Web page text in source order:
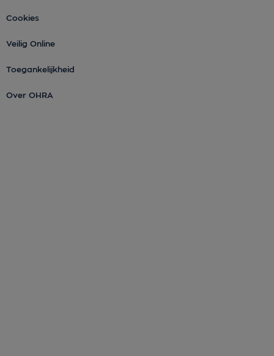
Cookies
Veilig Online
Toegankelijkheid
Over OHRA